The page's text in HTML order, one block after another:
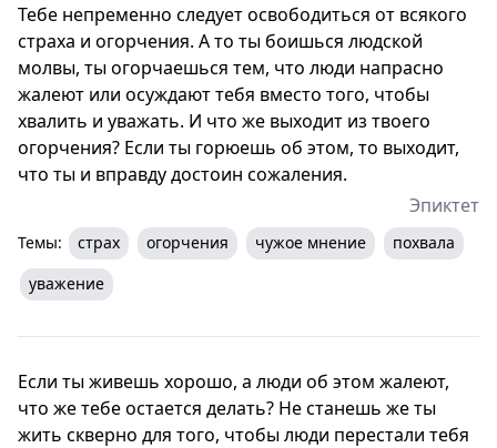
Тебе непременно следует освободиться от всякого
страха и огорчения. А то ты боишься людской
молвы, ты огорчаешься тем, что люди напрасно
жалеют или осуждают тебя вместо того, чтобы
хвалить и уважать. И что же выходит из твоего
огорчения? Если ты горюешь об этом, то выходит,
что ты и вправду достоин сожаления.
Эпиктет
Темы: страх огорчения чужое мнение
похвала
уважение
Если ты живешь хорошо, а люди об этом жалеют,
что же тебе остается делать? Не станешь же ты
жить скверно для того, чтобы люди перестали тебя